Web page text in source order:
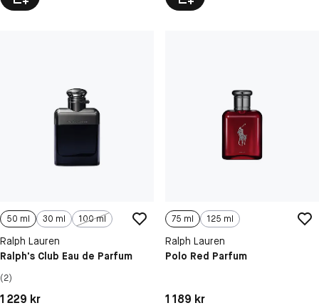
50 ml 30 ml 100 ml
Ralph Lauren
Ralph's Club Eau de Parfum
(2)
Pris: 1 229 kr
1 229 kr
75 ml 125 ml
Ralph Lauren
Polo Red Parfum
Pris: 1 189 kr
1 189 kr